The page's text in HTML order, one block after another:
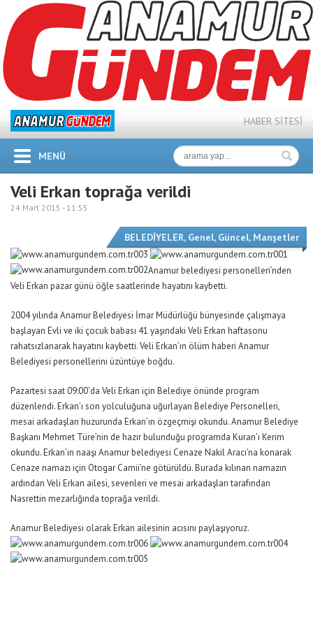
HABER SİTESİ
MENÜ
Veli Erkan toprağa verildi
24 Mart 2015 - 11:55
BELEDİYELER, Genel, Güncel, Manşetler
Anamur belediyesi personelleri’nden
Veli Erkan pazar günü öğle saatlerinde hayatını kaybetti.
2004 yılında Anamur Belediyesi İmar Müdürlüğü bünyesinde çalışmaya
başlayan Evli ve iki çocuk babası 41 yaşındaki Veli Erkan haftasonu
rahatsızlanarak hayatını kaybetti. Veli Erkan’ın ölüm haberi Anamur
Belediyesi personellerini üzüntüye boğdu.
Pazartesi saat 09:00’da Veli Erkan için Belediye önünde program
düzenlendi. Erkan’ı son yolculuğuna uğurlayan Belediye Personelleri,
mesai arkadaşları huzurunda Erkan’ın özgeçmişi okundu. Anamur Belediye
Başkanı Mehmet Türe’nin de hazır bulunduğu programda Kuran’ı Kerim
okundu. Erkan’ın naaşı Anamur belediyesi Cenaze Nakil Aracı’na konarak
Cenaze namazı için Otogar Camii’ne götürüldü. Burada kılınan namazın
ardından Veli Erkan ailesi, sevenleri ve mesai arkadaşları tarafından
Nasrettin mezarlığında toprağa verildi.
Anamur Belediyesi olarak Erkan ailesinin acısını paylaşıyoruz.